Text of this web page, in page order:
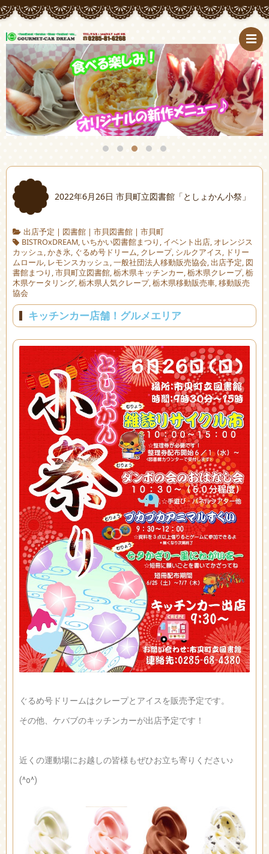
2022年6月26日 市貝町立図書館「としょかん小祭」
出店予定 | 図書館| 市貝図書館| 市貝町
BISTROxDREAM, いちかい図書館まつり , イベント出店, オレンジス
カッシュ,かき氷, ぐるめ号ドリーム, クレープ, シルクアイス, ドリー
ムロール, レモンスカッシュ,一般社団法人移動販売協会,出店予定, 図
書館まつり ,市貝町立図書館,栃木県キッチンカー,栃木県クレープ,栃
木県ケータリング,栃木県人気クレープ,栃木県移動販売車,移動販売
協会
キッチンカー店舗！グルメエリア
ぐるめ号ドリームはクレープとアイスを販売予定です。
その他、ケバブのキッチンカーが出店予定です！
近くの運動場にお越しの皆様もぜひお立ち寄りください♪
(^o^)